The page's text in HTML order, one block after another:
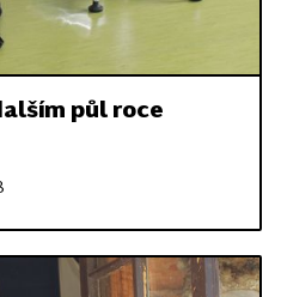
půl roce